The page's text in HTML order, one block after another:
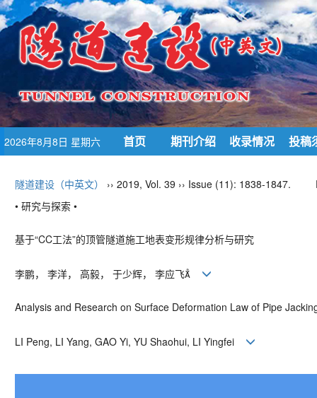
2026年8月8日 星期六 首页 期刊介绍 收录情况 投稿
隧道建设（中英文） ›› 2019, Vol. 39 ›› Issue (11): 1838-1847.
• 研究与探索 •
基于“CC工法”的顶管隧道施工地表变形规律分析与研究
李鹏， 李洋， 高毅， 于少辉， 李应飞
Analysis and Research on Surface Deformation Law of Pipe
LI Peng, LI Yang, GAO Yi, YU Shaohui, LI Yingfei